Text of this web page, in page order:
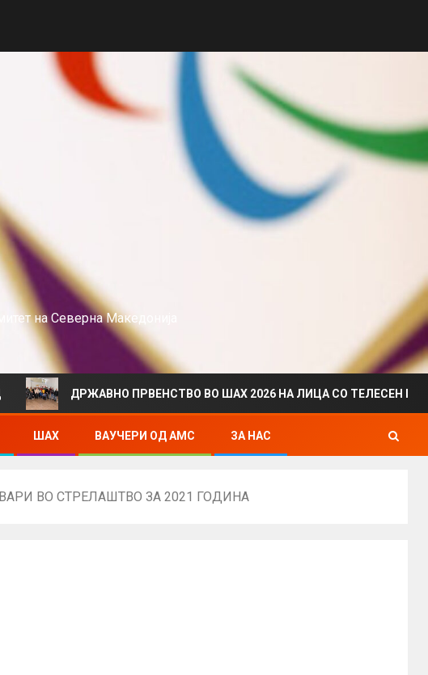
на Северна Македонија
ДРЖАВНО ПРВЕНСТВО ВО ШАХ 2026 НА ЛИЦА СО ТЕЛЕСЕН
ШАХ ВАУЧЕРИ ОД АМС ЗА НАС
ВО СТРЕЛАШТВО ЗА 2021 ГОДИНА